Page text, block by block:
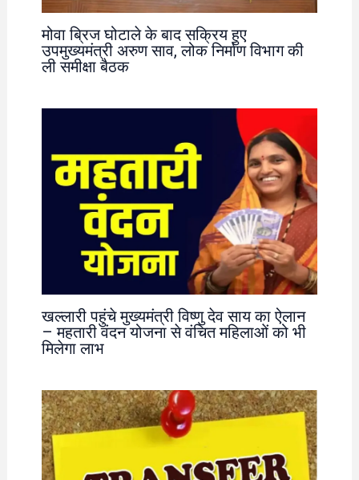
मोवा ब्रिज घोटाले के बाद सक्रिय हुए
उपमुख्यमंत्री अरुण साव, लोक निर्माण विभाग की
ली समीक्षा बैठक
खल्लारी पहुंचे मुख्यमंत्री विष्णु देव साय का ऐलान
– महतारी वंदन योजना से वंचित महिलाओं को भी
मिलेगा लाभ